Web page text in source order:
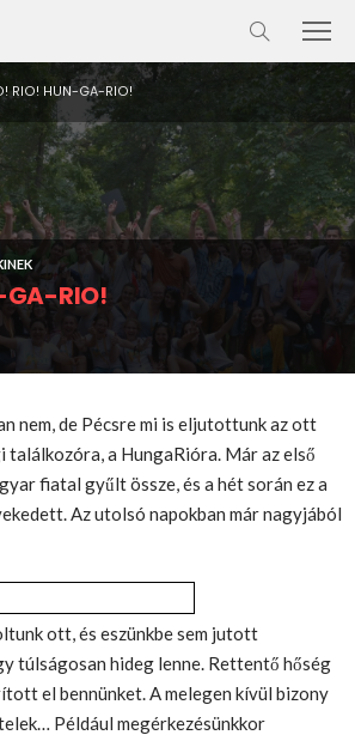
RIO! HUN-GA-RIO!
GA-RIO!
nem, de Pécsre mi is eljutottunk az ott
a HungaRióra. Már az első
fiatal gyűlt össze, és a hét során ez a
Az utolsó napokban már nagyjából
ott, és eszünkbe sem jutott
túlságosan hideg lenne. Rettentő hőség
el bennünket. A melegen kívül bizony
Például megérkezésünkkor